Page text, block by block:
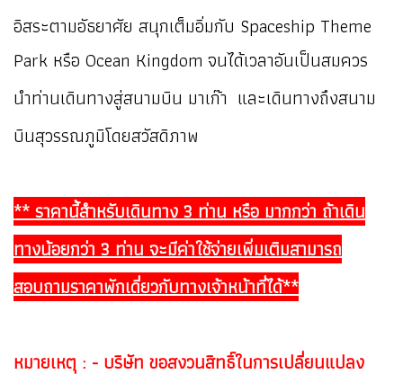
อิสระตามอัธยาศัย สนุกเต็มอิ่มกับ Spaceship Theme
Park หรือ Ocean Kingdom จนได้เวลาอันเป็นสมควร
นำท่านเดินทางสู่สนามบิน มาเก๊า และเดินทางถึงสนาม
บินสุวรรณภูมิโดยสวัสดิภาพ
** ราคานี้สำหรับเดินทาง 3 ท่าน หรือ มากกว่า ถ้าเดิน
ทางน้อยกว่า 3 ท่าน จะมีค่าใช้จ่ายเพิ่มเติมสามารถ
สอบถามราคาพักเดี่ยวกับทางเจ้าหน้าที่ได้**
หมายเหตุ : - บริษัท ขอสงวนสิทธิ์ในการเปลี่ยนแปลง